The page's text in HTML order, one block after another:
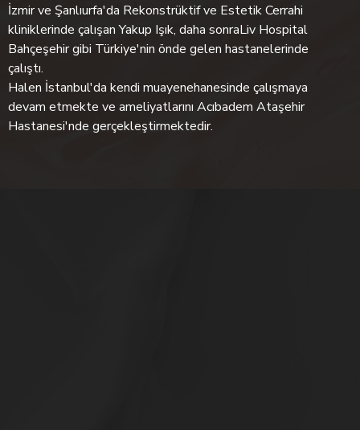
İzmir ve Şanlıurfa'da Rekonstrüktif ve Estetik Cerrahi
kliniklerinde çalışan Yakup Işık, daha sonraLiv Hospital
Bahçeşehir gibi Türkiye'nin önde gelen hastanelerinde
çalıştı.
Halen İstanbul'da kendi muayenehanesinde çalışmaya
devam etmekte ve ameliyatlarını Acıbadem Ataşehir
Hastanesi'nde gerçekleştirmektedir.